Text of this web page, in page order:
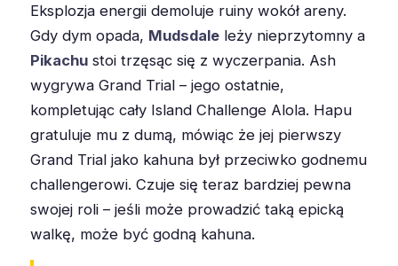
Eksplozja energii demoluje ruiny wokół areny.
Gdy dym opada, Mudsdale leży nieprzytomny a
Pikachu stoi trzęsąc się z wyczerpania. Ash
wygrywa Grand Trial – jego ostatnie,
kompletując cały Island Challenge Alola. Hapu
gratuluje mu z dumą, mówiąc że jej pierwszy
Grand Trial jako kahuna był przeciwko godnemu
challengerowi. Czuje się teraz bardziej pewna
swojej roli – jeśli może prowadzić taką epicką
walkę, może być godną kahuna.